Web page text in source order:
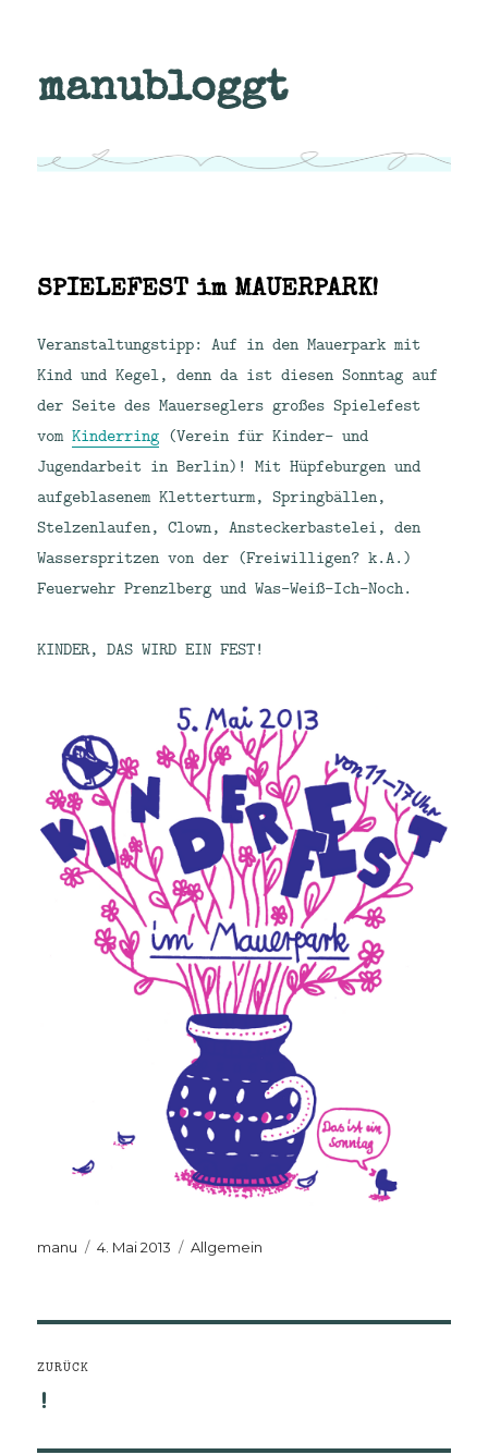
manubloggt
SPIELEFEST im MAUERPARK!
Veranstaltungstipp: Auf in den Mauerpark mit
Kind und Kegel, denn da ist diesen Sonntag auf
der Seite des Mauerseglers großes Spielefest
vomKinderring (Verein für Kinder- und
Jugendarbeit in Berlin)! Mit Hüpfeburgen und
aufgeblasenem Kletterturm, Springbällen,
Stelzenlaufen, Clown, Ansteckerbastelei, den
Wasserspritzen von der (Freiwilligen? k.A.)
Feuerwehr Prenzlberg und Was-Weiß-Ich-Noch.
KINDER, DAS WIRD EIN FEST!
Autor
manu
Veröffentlicht
4. Mai 2013 Kategorien
Allgemein
ZURÜCK
Vorheriger
!